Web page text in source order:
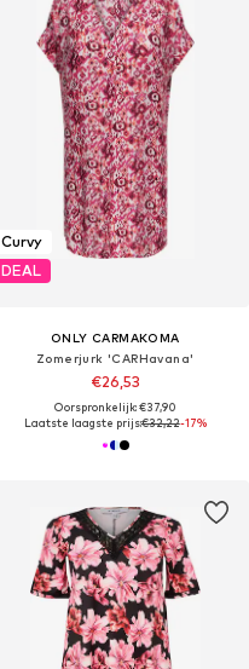
Curvy
DEAL
ONLY CARMAKOMA
Zomerjurk 'CARHavana'
€26,53
Oorspronkelijk: €37,90
Laatste laagste prijs:€32,22-17%